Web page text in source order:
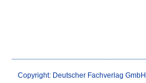
Copyright: Deutscher Fachverlag GmbH